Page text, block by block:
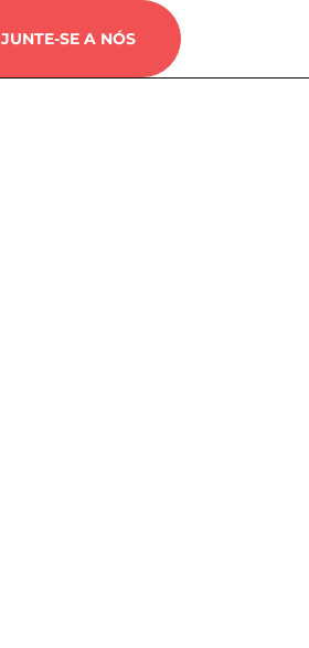
JUNTE-SE A NÓS